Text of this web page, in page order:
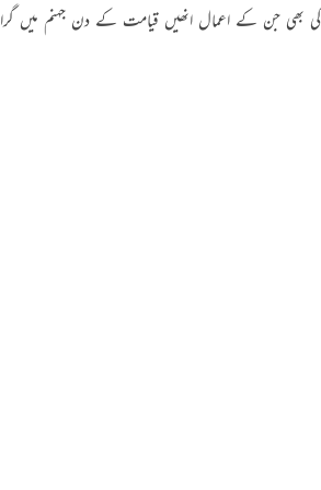
کی بھی جن کے اعمال انھیں قیامت کے دن جہنم میں